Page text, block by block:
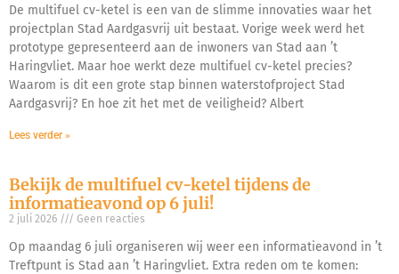
De multifuel cv-ketel is een van de slimme innovaties waar het
projectplan Stad Aardgasvrij uit bestaat. Vorige week werd het
prototype gepresenteerd aan de inwoners van Stad aan ’t
Haringvliet. Maar hoe werkt deze multifuel cv-ketel precies?
Waarom is dit een grote stap binnen waterstofproject Stad
Aardgasvrij? En hoe zit het met de veiligheid? Albert
Lees verder »
Bekijk de multifuel cv-ketel tijdens de
informatieavond op 6 juli!
2 juli 2026 Geen reacties
Op maandag 6 juli organiseren wij weer een informatieavond in ’t
Treftpunt is Stad aan ’t Haringvliet. Extra reden om te komen: